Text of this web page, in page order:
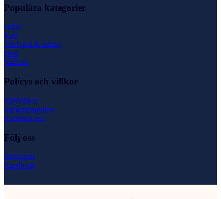
Populära kategorier
Hund
Katt
Trädgård & odling
Häst
Stallströ
Policys och villkor
Köpvillkor
Integritetspolicy
Kontakta oss
Följ oss
Instagram
Facebook